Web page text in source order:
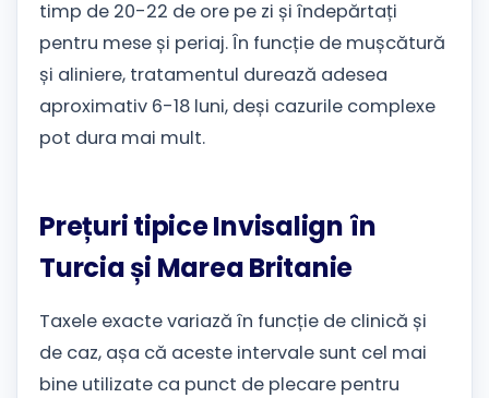
timp de 20-22 de ore pe zi și îndepărtați
pentru mese și periaj. În funcție de mușcătură
și aliniere, tratamentul durează adesea
aproximativ 6-18 luni, deși cazurile complexe
pot dura mai mult.
Prețuri tipice Invisalign în
Turcia și Marea Britanie
Taxele exacte variază în funcție de clinică și
de caz, așa că aceste intervale sunt cel mai
bine utilizate ca punct de plecare pentru